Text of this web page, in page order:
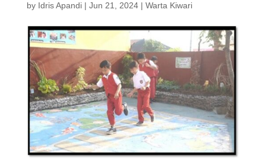
by Idris Apandi| Jun 21, 2024| Warta Kiwari